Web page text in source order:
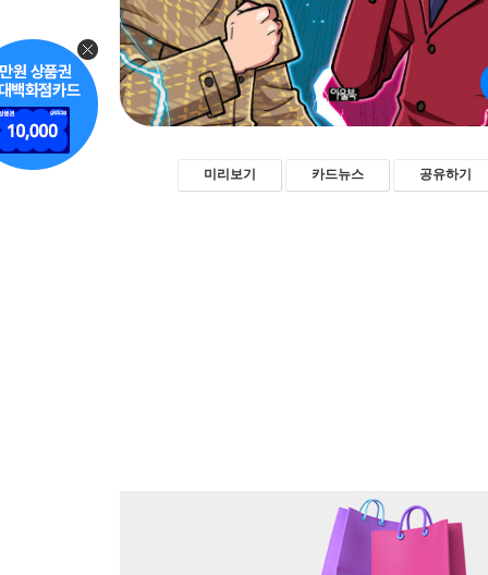
미리보기 카드뉴스 공유하기